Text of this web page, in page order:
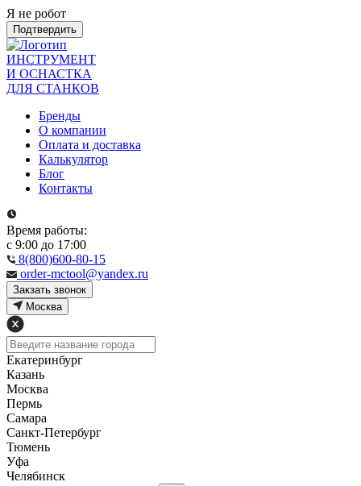
Я не робот
Подтвердить
ИНСТРУМЕНТ
И ОСНАСТКА
ДЛЯ СТАНКОВ
Бренды
О компании
Оплата и доставка
Калькулятор
Блог
Контакты
Время работы:
с 9:00 до 17:00
8(800)600-80-15
order-mctool@yandex.ru
Закзать звонок
Москва
Екатеринбург
Казань
Москва
Пермь
Самара
Санкт-Петербург
Тюмень
Уфа
Челябинск